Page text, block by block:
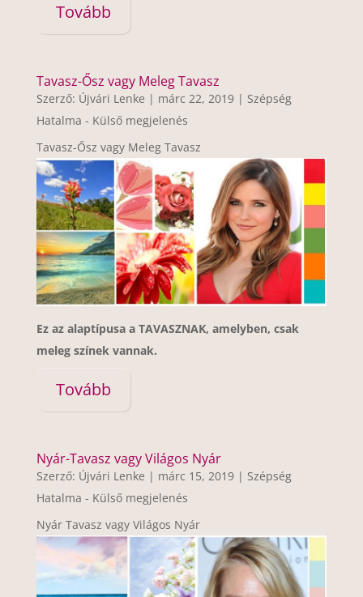
Tovább
Tavasz-Ősz vagy Meleg Tavasz
Szerző: Újvári Lenke | márc 22, 2019| Szépség
Hatalma - Külső megjelenés
Tavasz-Ősz vagy Meleg Tavasz
Ez az alaptípusa a TAVASZNAK, amelyben, csak
meleg színek vannak.
Tovább
Nyár-Tavasz vagy Világos Nyár
Szerző: Újvári Lenke | márc 15, 2019| Szépség
Hatalma - Külső megjelenés
Nyár Tavasz vagy Világos Nyár